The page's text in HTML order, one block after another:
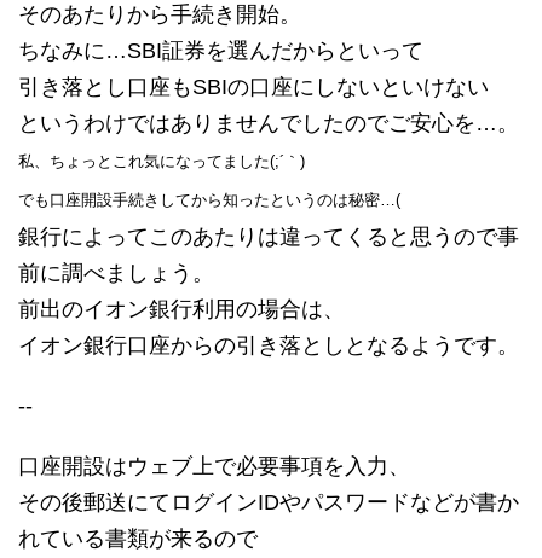
そのあたりから手続き開始。
ちなみに…SBI証券を選んだからといって
引き落とし口座もSBIの口座にしないといけない
というわけではありませんでしたのでご安心を…。
私、ちょっとこれ気になってました(;´｀)
でも口座開設手続きしてから知ったというのは秘密…(
銀行によってこのあたりは違ってくると思うので事
前に調べましょう。
前出のイオン銀行利用の場合は、
イオン銀行口座からの引き落としとなるようです。
--
口座開設はウェブ上で必要事項を入力、
その後郵送にてログインIDやパスワードなどが書か
れている書類が来るので